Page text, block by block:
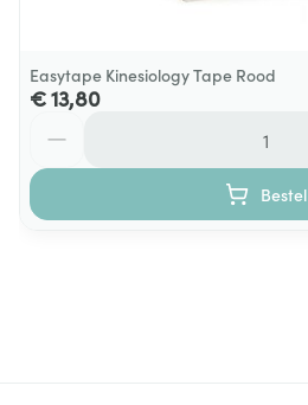
Easytape Kinesiology Tape Rood
€ 13,80
Bestel